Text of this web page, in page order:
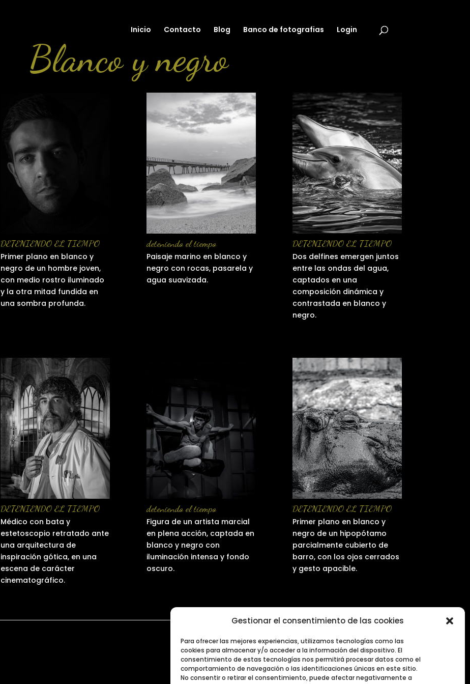
Gestionar el consentimiento de las cookies
Para ofrecer las mejores experiencias, utilizamos tecnologías como las
cookies para almacenar y/o acceder a la información del dispositivo. El
consentimiento de estas tecnologías nos permitirá procesar datos como el
comportamiento de navegación o las identificaciones únicas en este sitio.
No consentir o retirar el consentimiento, puede afectar negativamente a
Inicio Contacto Blog Banco de fotografias Login
Blanco y negro
DETENIENDO EL TIEMPO
Primer plano en blanco y
negro de un hombre joven,
con medio rostro iluminado
y la otra mitad fundida en
una sombra profunda.
deteniendo el tiempo
Paisaje marino en blanco y
negro con rocas, pasarela y
agua suavizada.
DETENIENDO EL TIEMPO
Dos delfines emergen juntos
entre las ondas del agua,
captados en una
composición dinámica y
contrastada en blanco y
negro.
DETENIENDO EL TIEMPO
Médico con bata y
estetoscopio retratado ante
una arquitectura de
inspiración gótica, en una
escena de carácter
cinematográfico.
deteniendo el tiempo
Figura de un artista marcial
en plena acción, captada en
blanco y negro con
iluminación intensa y fondo
oscuro.
DETENIENDO EL TIEMPO
Primer plano en blanco y
negro de un hipopótamo
parcialmente cubierto de
barro, con los ojos cerrados
y gesto apacible.